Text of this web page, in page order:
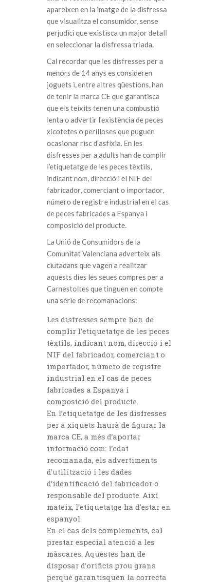
apareixen en la imatge de la disfressa
que visualitza el consumidor, sense
perjudici que existisca un major detall
en seleccionar la disfressa triada.
Cal recordar que les disfresses per a
menors de 14 anys es consideren
joguets i, entre altres qüestions, han
de tenir la marca CE que garantisca
que els teixits tenen una combustió
lenta o advertir l’existència de peces
xicotetes o perilloses que puguen
ocasionar risc d’asfíxia. En les
disfresses per a adults han de complir
l’etiquetatge de les peces tèxtils,
indicant nom, direcció i el NIF del
fabricador, comerciant o importador,
número de registre industrial en el cas
de peces fabricades a Espanya i
composició del producte.
La Unió de Consumidors de la
Comunitat Valenciana adverteix als
ciutadans que vagen a realitzar
aquests dies les seues compres per a
Carnestoltes que tinguen en compte
una sèrie de recomanacions:
Les disfresses sempre han de
complir l’etiquetatge de les peces
tèxtils, indicant nom, direcció i el
NIF del fabricador, comerciant o
importador, número de registre
industrial en el cas de peces
fabricades a Espanya i
composició del producte.
En l’etiquetatge de les disfresses
per a xiquets haurà de figurar la
marca CE, a més d’aportar
informació com: l’edat
recomanada, els advertiments
d’utilització i les dades
d’identificació del fabricador o
responsable del producte. Així
mateix, l’etiquetatge ha d’estar en
espanyol.
En el cas dels complements, cal
prestar especial atenció a les
màscares. Aquestes han de
disposar d’orificis prou grans
perquè garantisquen la correcta